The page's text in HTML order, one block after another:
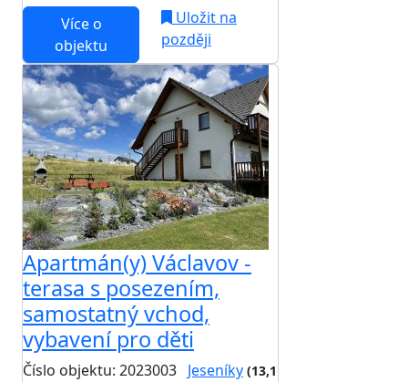
Více o
objektu
Uložit na
později
Apartmán(y) Václavov -
terasa s posezením,
samostatný vchod,
vybavení pro děti
Číslo objektu: 2023003 Jeseníky (13,1